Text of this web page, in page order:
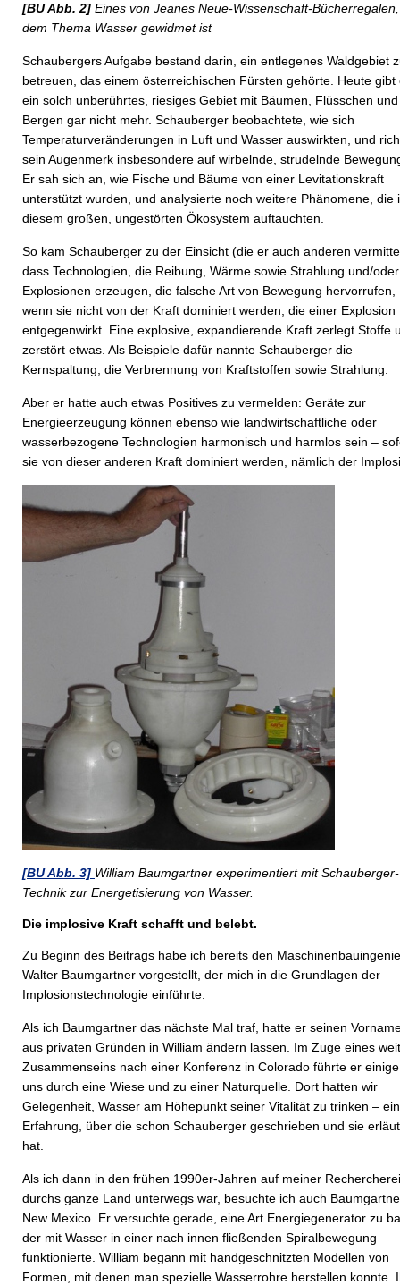
[BU Abb. 2] Eines von Jeanes Neue-Wissenschaft-
dem Thema Wasser gewidmet ist
Schaubergers Aufgabe bestand darin, ein entlegenes Waldgebiet
betreuen, das einem österreichischen Fürsten gehörte. Heute gibt
ein solch unberührtes, riesiges Gebiet mit Bäumen, Flüsschen und
Bergen gar nicht mehr. Schauberger beobachtete, wie sich
Temperaturveränderungen in Luft und Wasser auswirkten, und
sein Augenmerk insbesondere auf wirbelnde, strudelnde
Er sah sich an, wie Fische und Bäume von einer Levitationskraft
unterstützt wurden, und analysierte noch weitere Phänomene, die
diesem großen, ungestörten Ökosystem auftauchten.
So kam Schauberger zu der Einsicht (die er auch anderen
dass Technologien, die Reibung, Wärme sowie Strahlung und/oder
Explosionen erzeugen, die falsche Art von Bewegung hervorrufen,
wenn sie nicht von der Kraft dominiert werden, die einer Explosion
entgegenwirkt. Eine explosive, expandierende Kraft zerlegt Stoffe
zerstört etwas. Als Beispiele dafür nannte Schauberger die
Kernspaltung, die Verbrennung von Kraftstoffen sowie Strahlung.
Aber er hatte auch etwas Positives zu vermelden: Geräte zur
Energieerzeugung können ebenso wie landwirtschaftliche oder
wasserbezogene Technologien harmonisch und harmlos sein –
sie von dieser anderen Kraft dominiert werden, nämlich der
[BU Abb. 3] William Baumgartner experimentiert mit Schauberger-
Technik zur Energetisierung von Wasser.
Die implosive Kraft schafft und belebt.
Zu Beginn des Beitrags habe ich bereits den
Walter Baumgartner vorgestellt, der mich in die Grundlagen der
Implosionstechnologie einführte.
Als ich Baumgartner das nächste Mal traf, hatte er seinen
aus privaten Gründen in William ändern lassen. Im Zuge eines
Zusammenseins nach einer Konferenz in Colorado führte er
uns durch eine Wiese und zu einer Naturquelle. Dort hatten wir
Gelegenheit, Wasser am Höhepunkt seiner Vitalität zu trinken –
Erfahrung, über die schon Schauberger geschrieben und sie
hat.
Als ich dann in den frühen 1990er-Jahren auf meiner
durchs ganze Land unterwegs war, besuchte ich auch
New Mexico. Er versuchte gerade, eine Art Energiegenerator zu
der mit Wasser in einer nach innen fließenden Spiralbewegung
funktionierte. William begann mit handgeschnitzten Modellen von
Formen, mit denen man spezielle Wasserrohre herstellen konnte.